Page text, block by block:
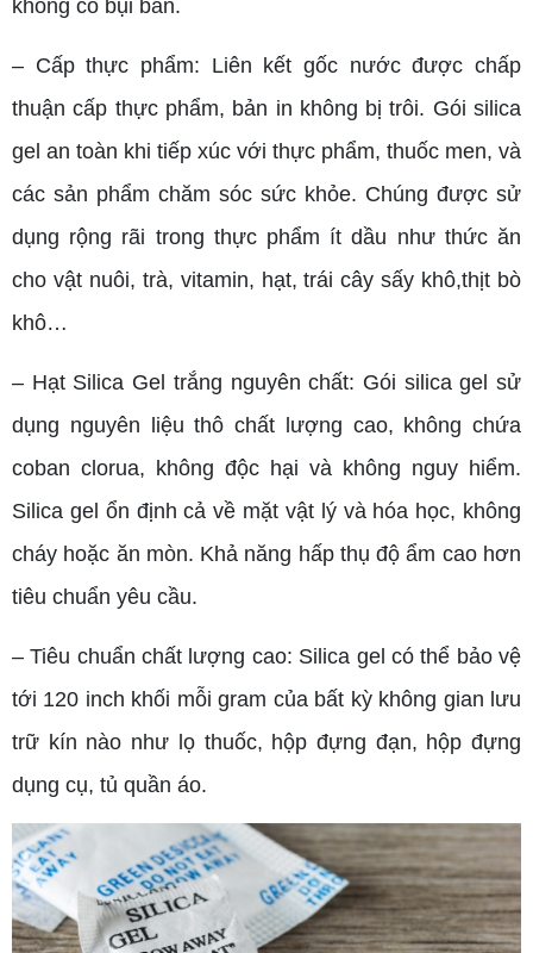
không có bụi bẩn.
– Cấp thực phẩm: Liên kết gốc nước được chấp
thuận cấp thực phẩm, bản in không bị trôi. Gói silica
gel an toàn khi tiếp xúc với thực phẩm, thuốc men, và
các sản phẩm chăm sóc sức khỏe. Chúng được sử
dụng rộng rãi trong thực phẩm ít dầu như thức ăn
cho vật nuôi, trà, vitamin, hạt, trái cây sấy khô,thịt bò
khô…
– Hạt Silica Gel trắng nguyên chất: Gói silica gel sử
dụng nguyên liệu thô chất lượng cao, không chứa
coban clorua, không độc hại và không nguy hiểm.
Silica gel ổn định cả về mặt vật lý và hóa học, không
cháy hoặc ăn mòn. Khả năng hấp thụ độ ẩm cao hơn
tiêu chuẩn yêu cầu.
– Tiêu chuẩn chất lượng cao: Silica gel có thể bảo vệ
tới 120 inch khối mỗi gram của bất kỳ không gian lưu
trữ kín nào như lọ thuốc, hộp đựng đạn, hộp đựng
dụng cụ, tủ quần áo.